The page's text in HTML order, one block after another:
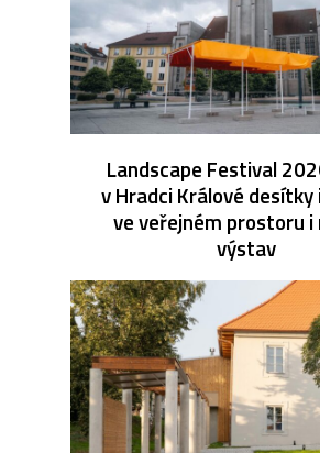
Landscape Festival
v Hradci Králové
ve veřejném prostoru i
výstav